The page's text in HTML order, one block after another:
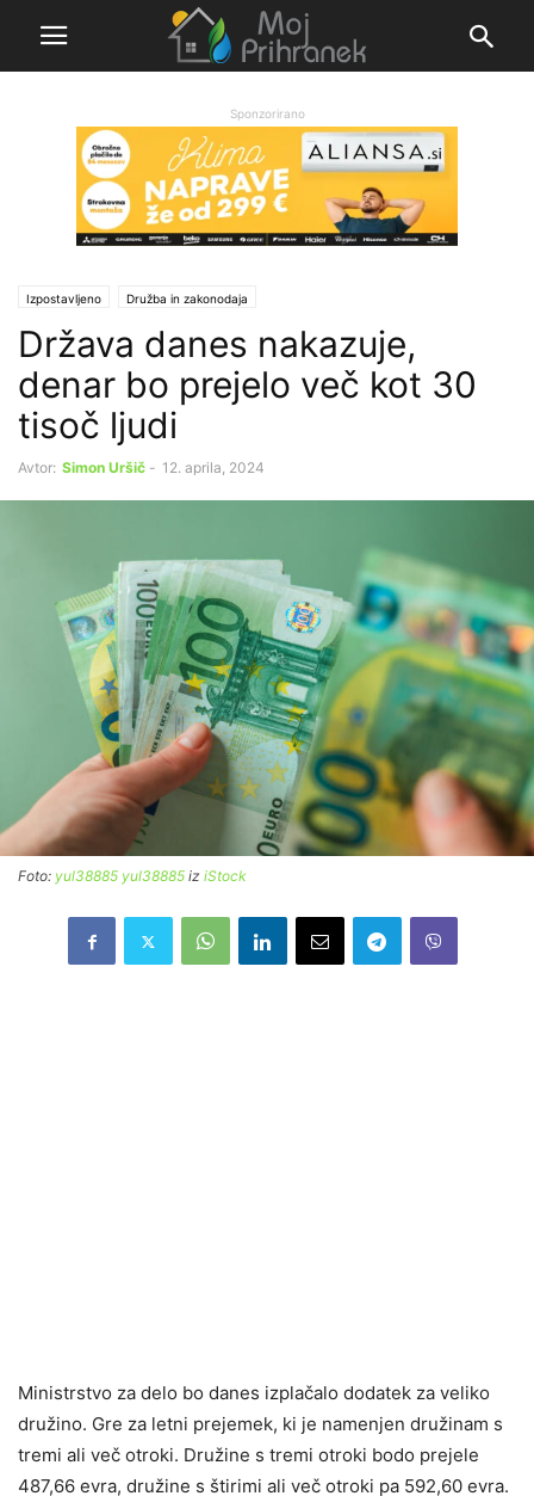
Sponzorirano
Izpostavljeno Družba in zakonodaja
Država danes nakazuje,
denar bo prejelo več kot 30
tisoč ljudi
Avtor: Simon Uršič - 12. aprila, 2024
Foto: yul38885 yul38885 iz iStock
Ministrstvo za delo bo danes izplačalo dodatek za veliko
družino. Gre za letni prejemek, ki je namenjen družinam s
tremi ali več otroki. Družine s tremi otroki bodo prejele
487,66 evra, družine s štirimi ali več otroki pa 592,60 evra.